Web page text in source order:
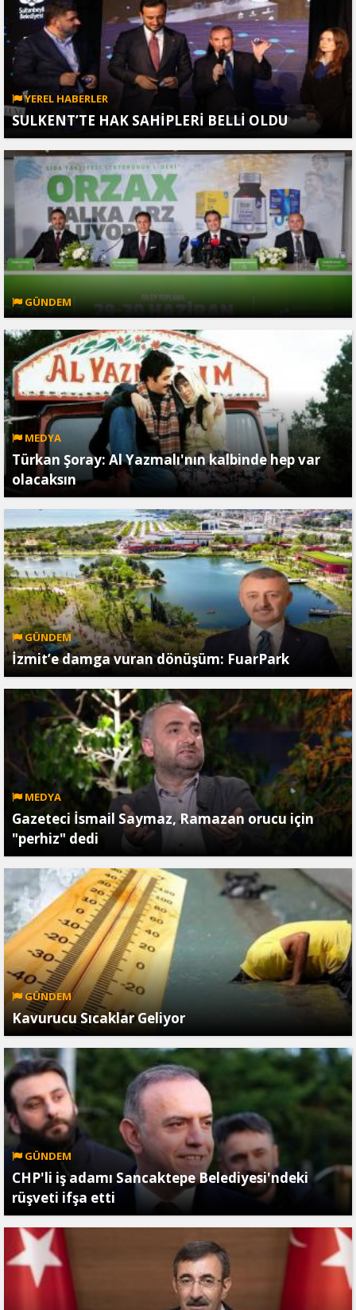
YEREL HABERLER
SULKENT’TE HAK SAHİPLERİ BELLİ OLDU
GÜNDEM
MEDYA
Türkan Şoray: Al Yazmalı'nın kalbinde hep var
olacaksın
GÜNDEM
İzmit’e damga vuran dönüşüm: FuarPark
MEDYA
Gazeteci İsmail Saymaz, Ramazan orucu için
"perhiz" dedi
GÜNDEM
Kavurucu Sıcaklar Geliyor
GÜNDEM
CHP'li iş adamı Sancaktepe Belediyesi'ndeki
rüşveti ifşa etti